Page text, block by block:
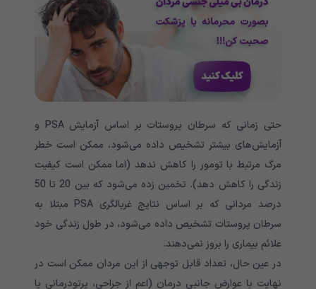
حتی زمانی که سرطان پروستات بر اساس آزمایش PSA و
آزمایش‌های بیشتر تشخیص داده می‌شود، ممکن است خطر
مرگ مرتبط با تومور را کاهش ندهد (اما ممکن است کیفیت
زندگی را کاهش دهد). تخمین زده می‌شود که بین 20 تا 50
درصد مردانی که بر اساس نتایج غربالگری PSA مبتلا به
سرطان پروستات تشخیص داده می‌شود، در طول زندگی خود
علائم بیماری را بروز نمی‌دهند.
در عین حال، تعداد قابل توجهی از این مردان ممکن است در
نهایت با عوارض جانبی درمان (اعم از جراحی، پرتودرمانی یا